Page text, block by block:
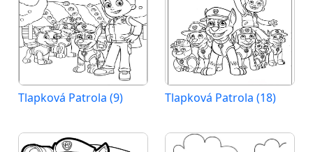
Tlapková Patrola (9) Tlapková Patrola (18)